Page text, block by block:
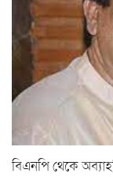
বিএনপি থেকে